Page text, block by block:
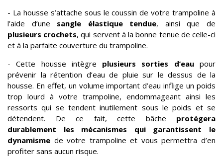
- La housse s’attache sous le coussin de votre trampoline à
l’aide d’une sangle élastique tendue, ainsi que de
plusieurs crochets, qui servent à la bonne tenue de celle-ci
et à la parfaite couverture du trampoline.
- Cette housse intègre plusieurs sorties d’eaupour
prévenir la rétention d’eau de pluie sur le dessus de la
housse. En effet, un volume important d’eau inflige un poids
trop lourd à votre trampoline, endommageant ainsi les
ressorts qui se tendent inutilement sous le poids et se
détendent. De ce fait, cette bâche protégera
durablement les mécanismes qui garantissent le
dynamisme de votre trampoline et vous permettra d’en
profiter sans aucun risque.